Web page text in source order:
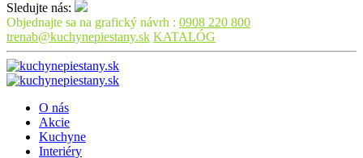
Sledujte nás:
Objednajte sa na grafický návrh : 0908 220 800
trenab@kuchynepiestany.sk KATALÓG
O nás
Akcie
Kuchyne
Interiéry